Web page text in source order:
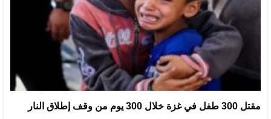
مقتل 300 طفل في غزة خلال 300 يوم من وقف إطلاق النار